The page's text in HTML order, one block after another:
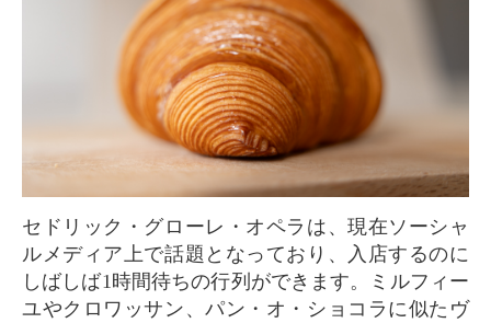
セドリック・グローレ・オペラは、現在ソーシャ
ルメディア上で話題となっており、入店するのに
しばしば1時間待ちの行列ができます。ミルフィー
ユやクロワッサン、パン・オ・ショコラに似たヴ